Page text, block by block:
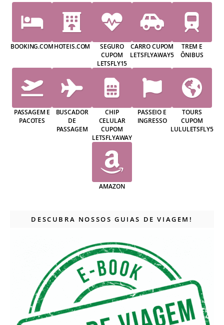
BOOKING.COMHOTEIS.COM
SEGURO
CUPOM
LETSFLY15
CARRO CUPOM
LETSFLYAWAY5
TREM E
ÔNIBUS
PASSAGEM E
PACOTES
BUSCADOR
DE
PASSAGEM
CHIP
CELULAR
CUPOM
LETSFLYAWAY
PASSEIO E
INGRESSO
TOURS
CUPOM
LULULETSFLY5
AMAZON
DESCUBRA NOSSOS GUIAS DE VIAGEM!